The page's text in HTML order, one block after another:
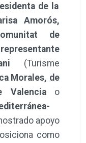
de la
Amorós,
de
(Turisme
Morales, de
Valencia o
apoyo
como